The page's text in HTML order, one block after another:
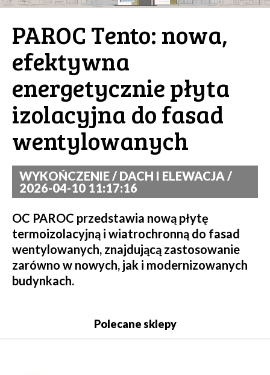
PAROC Tento: nowa,
efektywna
energetycznie płyta
izolacyjna do fasad
wentylowanych
WYKOŃCZENIE / DACH I ELEWACJA /
2026-04-10 11:17:16
OC PAROC przedstawia nową płytę
termoizolacyjną i wiatrochronną do fasad
wentylowanych, znajdującą zastosowanie
zarówno w nowych, jak i modernizowanych
budynkach.
Polecane sklepy